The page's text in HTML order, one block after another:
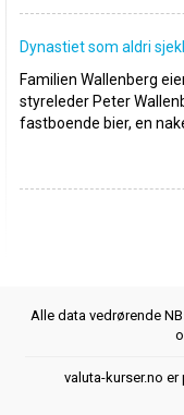
Dynastiet som aldri
Familien Wallenberg
styreleder Peter
fastboende bier, en
Alle data vedrørende
valuta-kurser.no